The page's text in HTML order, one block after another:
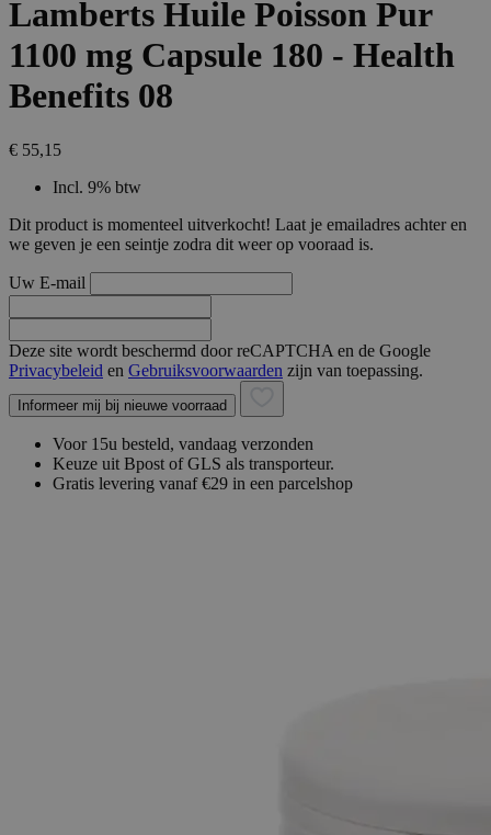
Lamberts Huile Poisson Pur
1100 mg Capsule 180 - Health
Benefits 08
€ 55,15
Incl. 9% btw
Dit product is momenteel uitverkocht! Laat je emailadres achter en
we geven je een seintje zodra dit weer op vooraad is.
Uw E-mail
Deze site wordt beschermd door reCAPTCHA en de Google
Privacybeleid en Gebruiksvoorwaarden zijn van toepassing.
Informeer mij bij nieuwe voorraad
Voor 15u besteld, vandaag verzonden
Keuze uit Bpost of GLS als transporteur.
Gratis levering vanaf €29 in een parcelshop